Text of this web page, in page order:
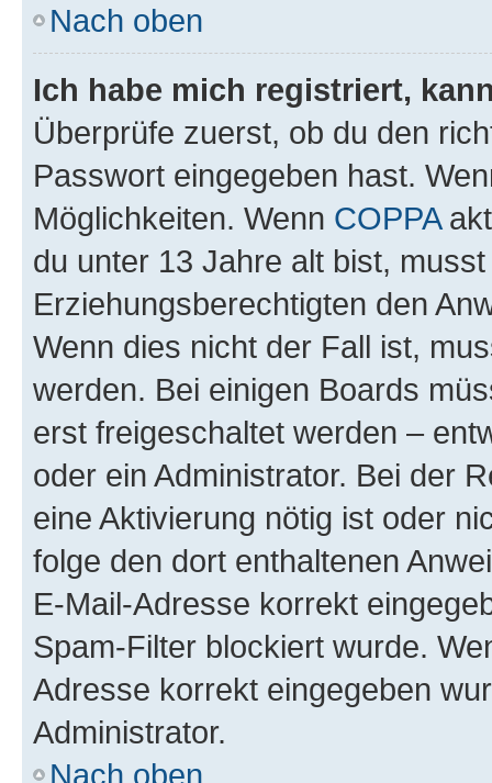
Nach oben
Ich habe mich registriert,
Überprüfe zuerst, ob du den
Passwort eingegeben hast.
Möglichkeiten. Wenn COPPA
du unter 13 Jahre alt bist,
Erziehungsberechtigten den
Wenn dies nicht der Fall ist,
werden. Bei einigen Boards
erst freigeschaltet werden –
oder ein Administrator. Bei der
eine Aktivierung nötig ist oder
folge den dort enthaltenen
E-Mail-Adresse korrekt
Spam-Filter blockiert wurde.
Adresse korrekt eingegeben
Administrator.
Nach oben